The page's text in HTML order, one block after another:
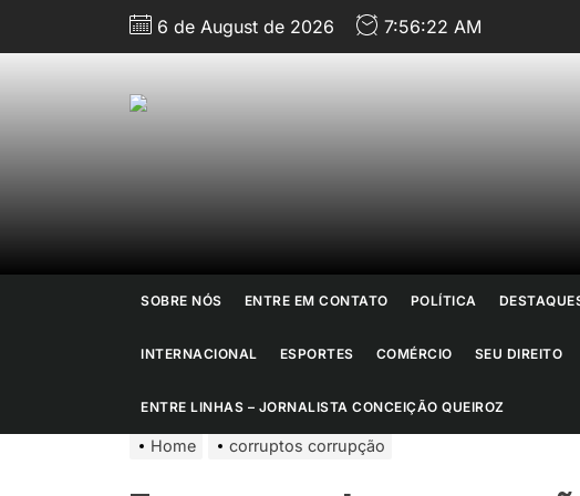
6 de August de 2026 7:56:23 AM
do
Rio
de
SOBRE NÓS ENTRE EM CONTATO POLÍTICA
INTERNACIONAL ESPORTES COMÉRCIO SEU DIREITO
ENTRE LINHAS – JORNALISTA CONCEIÇÃO QUEIROZ
Home corruptos corrupção